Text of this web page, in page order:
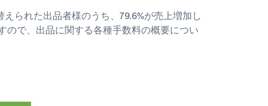
られた出品者様のうち、79.6%が売上増加し
ので、出品に関する各種手数料の概要につい